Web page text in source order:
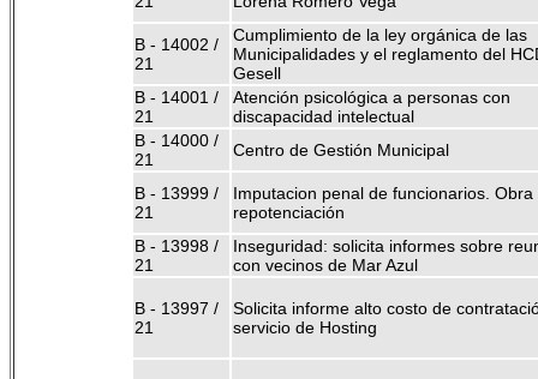
B - 14002 /
21
Cumplimiento de la ley orgánica de las
Municipalidades y el reglamento del
Gesell
B - 14001 /
21
Atención psicológica a personas con
discapacidad intelectual
B - 14000 /
21
Centro de Gestión Municipal
B - 13999 /
21
Imputacion penal de funcionarios. Obra
repotenciación
B - 13998 /
21
Inseguridad: solicita informes sobre
con vecinos de Mar Azul
B - 13997 /
21
Solicita informe alto costo de
servicio de Hosting